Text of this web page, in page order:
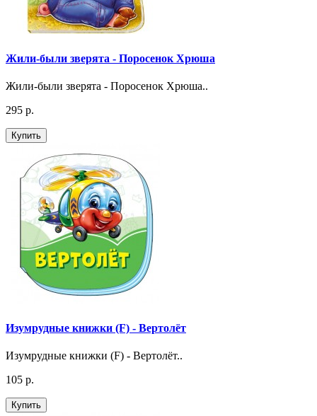
Жили-были зверята - Поросенок Хрюша
Жили-были зверята - Поросенок Хрюша..
295 р.
Купить
Изумрудные книжки (F) - Вертолёт
Изумрудные книжки (F) - Вертолёт..
105 р.
Купить